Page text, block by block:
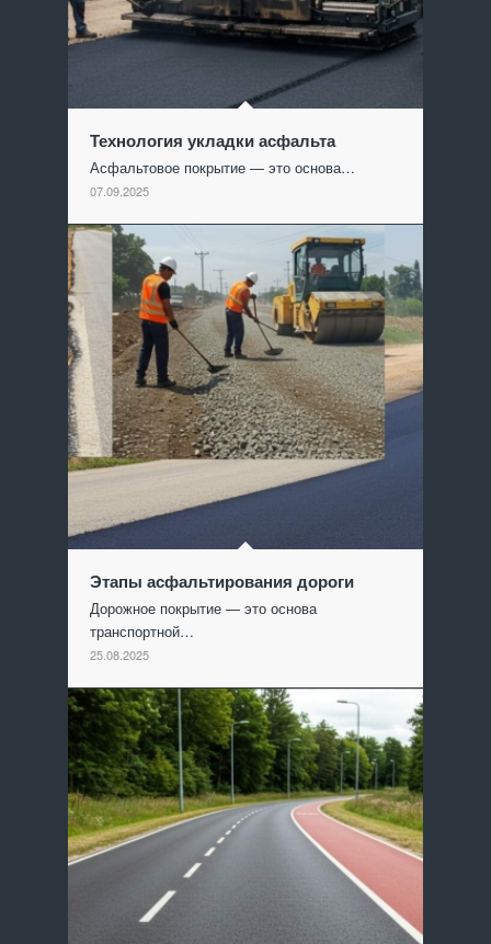
Технология укладки асфальта
Асфальтовое покрытие — это основа…
07.09.2025
Этапы асфальтирования дороги
Дорожное покрытие — это основа
транспортной…
25.08.2025